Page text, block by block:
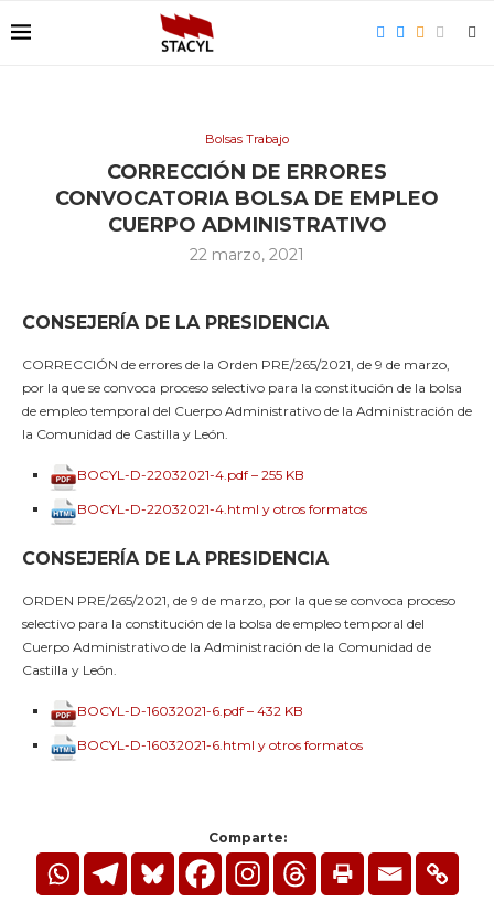
Bolsas Trabajo
CORRECCIÓN DE ERRORES
CONVOCATORIA BOLSA DE EMPLEO
CUERPO ADMINISTRATIVO
22 marzo, 2021
CONSEJERÍA DE LA PRESIDENCIA
CORRECCIÓN de errores de la Orden PRE/265/2021, de 9 de marzo,
por la que se convoca proceso selectivo para la constitución de la bolsa
de empleo temporal del Cuerpo Administrativo de la Administración de
la Comunidad de Castilla y León.
BOCYL-D-22032021-4.pdf – 255 KB
BOCYL-D-22032021-4.html y otros formatos
CONSEJERÍA DE LA PRESIDENCIA
ORDEN PRE/265/2021, de 9 de marzo, por la que se convoca proceso
selectivo para la constitución de la bolsa de empleo temporal del
Cuerpo Administrativo de la Administración de la Comunidad de
Castilla y León.
BOCYL-D-16032021-6.pdf – 432 KB
BOCYL-D-16032021-6.html y otros formatos
Comparte: